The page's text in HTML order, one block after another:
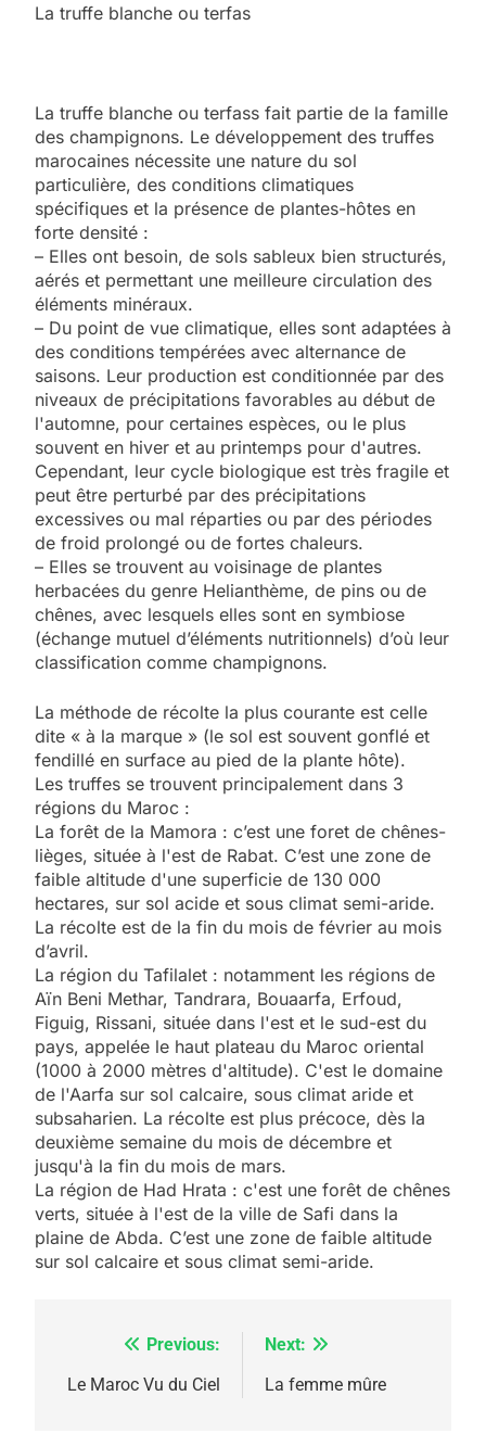
La truffe blanche ou terfas
La truffe blanche ou terfass fait partie de la famille
des champignons. Le développement des truffes
marocaines nécessite une nature du sol
particulière, des conditions climatiques
spécifiques et la présence de plantes-hôtes en
forte densité :
– Elles ont besoin, de sols sableux bien structurés,
aérés et permettant une meilleure circulation des
éléments minéraux.
– Du point de vue climatique, elles sont adaptées à
des conditions tempérées avec alternance de
saisons. Leur production est conditionnée par des
niveaux de précipitations favorables au début de
l'automne, pour certaines espèces, ou le plus
souvent en hiver et au printemps pour d'autres.
Cependant, leur cycle biologique est très fragile et
peut être perturbé par des précipitations
excessives ou mal réparties ou par des périodes
de froid prolongé ou de fortes chaleurs.
– Elles se trouvent au voisinage de plantes
herbacées du genre Helianthème, de pins ou de
chênes, avec lesquels elles sont en symbiose
(échange mutuel d’éléments nutritionnels) d’où leur
classification comme champignons.
La méthode de récolte la plus courante est celle
dite « à la marque » (le sol est souvent gonflé et
fendillé en surface au pied de la plante hôte).
Les truffes se trouvent principalement dans 3
régions du Maroc :
La forêt de la Mamora : c’est une foret de chênes-
lièges, située à l'est de Rabat. C’est une zone de
faible altitude d'une superficie de 130 000
hectares, sur sol acide et sous climat semi-aride.
La récolte est de la fin du mois de février au mois
d’avril.
La région du Tafilalet : notamment les régions de
Aïn Beni Methar, Tandrara, Bouaarfa, Erfoud,
Figuig, Rissani, située dans l'est et le sud-est du
pays, appelée le haut plateau du Maroc oriental
(1000 à 2000 mètres d'altitude). C'est le domaine
de l'Aarfa sur sol calcaire, sous climat aride et
subsaharien. La récolte est plus précoce, dès la
deuxième semaine du mois de décembre et
jusqu'à la fin du mois de mars.
La région de Had Hrata : c'est une forêt de chênes
verts, située à l'est de la ville de Safi dans la
plaine de Abda. C’est une zone de faible altitude
sur sol calcaire et sous climat semi-aride.
Navigation
de
Previous:
Le Maroc Vu du Ciel
Next:
La femme mûre
5
2025, l’année la plus
meurtrière selon le
rapport d’ADL contre
l’antisémitisme
FRANCE ISRAÉL
6
FIÈRE, DIGNE ET RÉSILIENTE :
MA JUDAÏTE par Thérèse
JUDAISME